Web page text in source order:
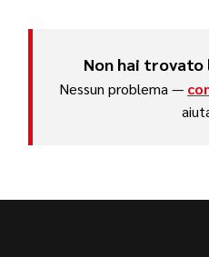
Non hai trovato
Nessun problema —